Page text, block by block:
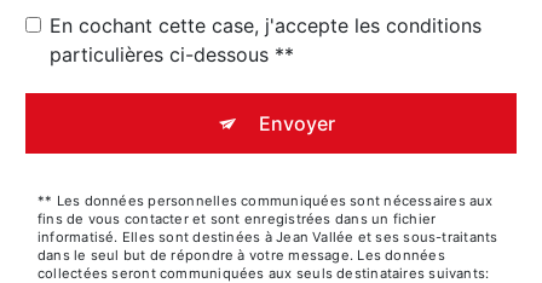
En cochant cette case, j'accepte les conditions
particulières ci-dessous **
Envoyer
** Les données personnelles communiquées sont nécessaires aux
fins de vous contacter et sont enregistrées dans un fichier
informatisé. Elles sont destinées à Jean Vallée et ses sous-traitants
dans le seul but de répondre à votre message. Les données
collectées seront communiquées aux seuls destinataires suivants: